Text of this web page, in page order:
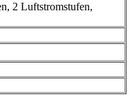
2 Luftstromstufen,